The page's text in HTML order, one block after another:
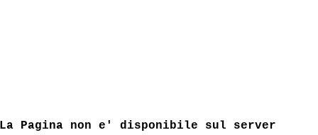
La Pagina non e' disponibile sul server